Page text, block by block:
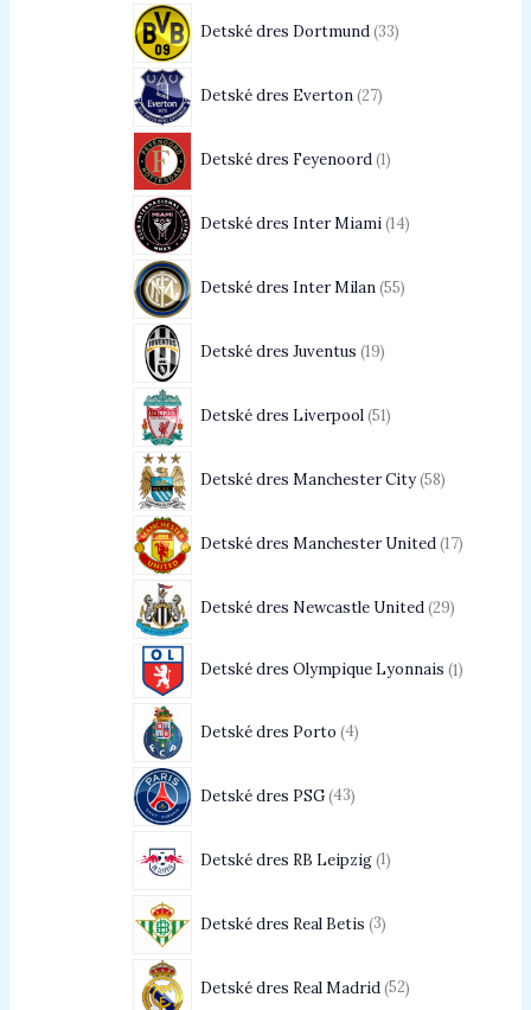
Detské dres Dortmund 33
Detské dres Everton 27
Detské dres Feyenoord 1
Detské dres Inter Miami 14
Detské dres Inter Milan 55
Detské dres Juventus 19
Detské dres Liverpool 51
Detské dres Manchester City 58
Detské dres Manchester United 17
Detské dres Newcastle United 29
Detské dres Olympique Lyonnais 1
Detské dres Porto 4
Detské dres PSG 43
Detské dres RB Leipzig 1
Detské dres Real Betis 3
Detské dres Real Madrid 52